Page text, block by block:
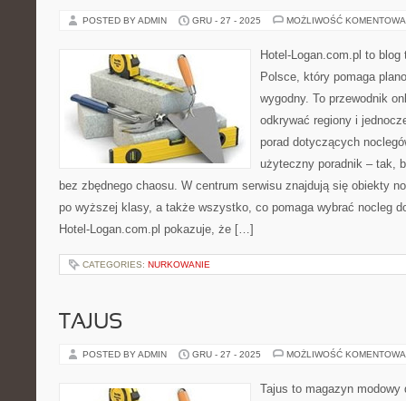
POSTED BY ADMIN GRU - 27 - 2025 MOŻLIWOŚĆ
Hotel-Logan.com.pl to
Polsce, który pomaga
wygodny. To przewodnik
odkrywać regiony i
porad dotyczących
użyteczny poradnik – tak,
bez zbędnego chaosu. W centrum serwisu znajdują się obiekty
po wyższej klasy, a także wszystko, co pomaga wybrać nocleg
Hotel-Logan.com.pl pokazuje, że […]
CATEGORIES: NURKOWANIE
TAJUS
POSTED BY ADMIN GRU - 27 - 2025 MOŻLIWOŚĆ
Tajus to magazyn